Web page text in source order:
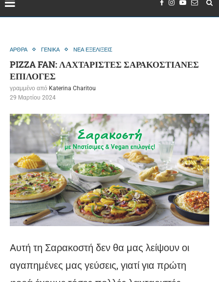
ΑΡΘΡΑ ΓΕΝΙΚΑ ΝΕΑ ΕΞΕΛΙΞΕΙΣ
PIZZA FAN: ΛΑΧΤΑΡΙΣΤΕΣ ΣΑΡΑΚΟΣΤΙΑΝΕΣ
ΕΠΙΛΟΓΕΣ
γραμμένο από Katerina Charitou
29 Μαρτίου 2024
Aυτή τη Σαρακοστή δεν θα μας λείψουν οι
αγαπημένες μας γεύσεις, γιατί για πρώτη